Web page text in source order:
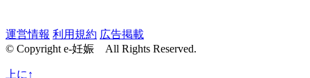
運営情報 利用規約 広告掲載
© Copyright e-妊娠 All Rights Reserved.
上に↑